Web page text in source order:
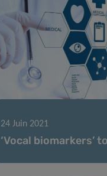
24 Juin 2021
‘Vocal biomarkers’